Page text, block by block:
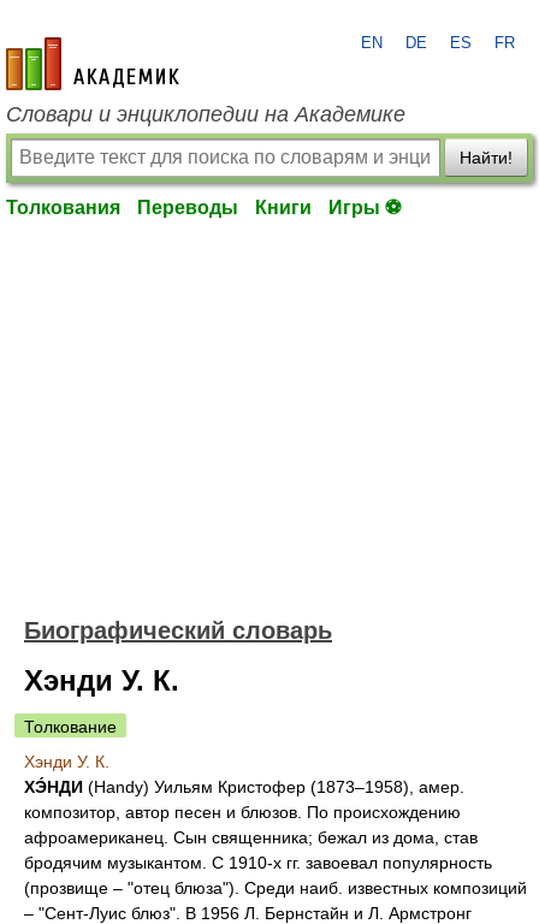
academic.ru
EN DE ES FR
Словари и энциклопедии на Академике
Найти!
Толкования Переводы Книги Игры ⚽
Биографический словарь
Хэнди У. К.
Толкование
Хэнди У. К.
ХЭ́НДИ (Handy) Уильям Кристофер (1873–1958), амер.
композитор, автор песен и блюзов. По происхождению
афроамериканец. Сын священника; бежал из дома, став
бродячим музыкантом. С 1910-х гг. завоевал популярность
(прозвище – "отец блюза"). Среди наиб. известных композиций
– "Сент-Луис блюз". В 1956 Л. Бернстайн и Л. Армстронг